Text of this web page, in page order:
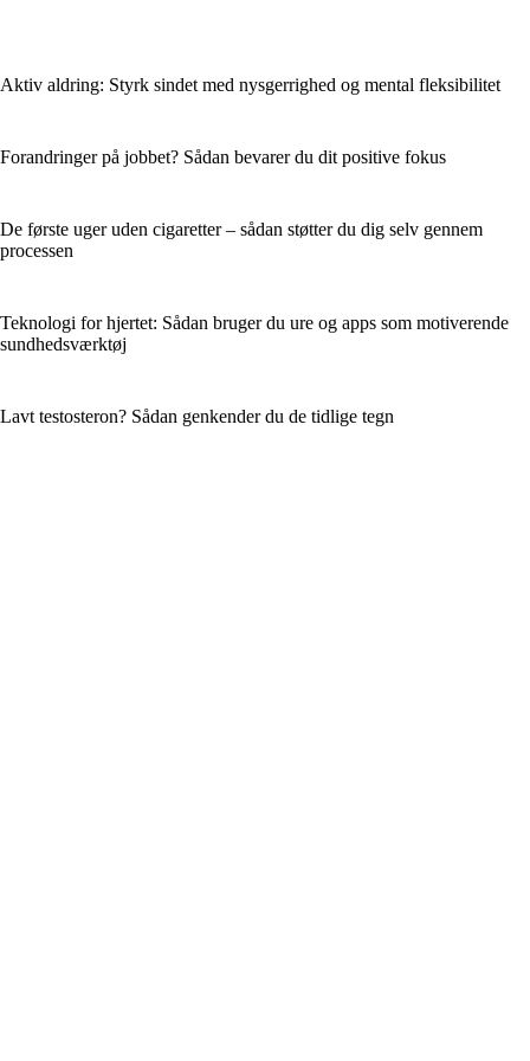
Aktiv aldring: Styrk sindet med nysgerrighed og mental fleksibilitet
Forandringer på jobbet? Sådan bevarer du dit positive fokus
De første uger uden cigaretter – sådan støtter du dig selv gennem
processen
Teknologi for hjertet: Sådan bruger du ure og apps som motiverende
sundhedsværktøj
Lavt testosteron? Sådan genkender du de tidlige tegn